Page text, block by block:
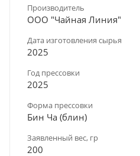
Производитель
ООО "Чайная Линия"
Дата изготовления сырья
2025
Год прессовки
2025
Форма прессовки
Бин Ча (блин)
Заявленный вес, гр
200